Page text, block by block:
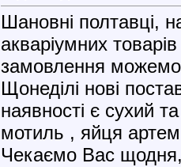
Шановні полтавці,
акваріумних
замовлення
Щонеділі нові
наявності є сухий
мотиль , яйця
Чекаємо Вас